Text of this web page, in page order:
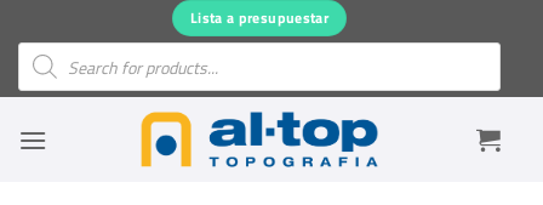
contenido
Lista a presupuestar
Búsqueda
productos